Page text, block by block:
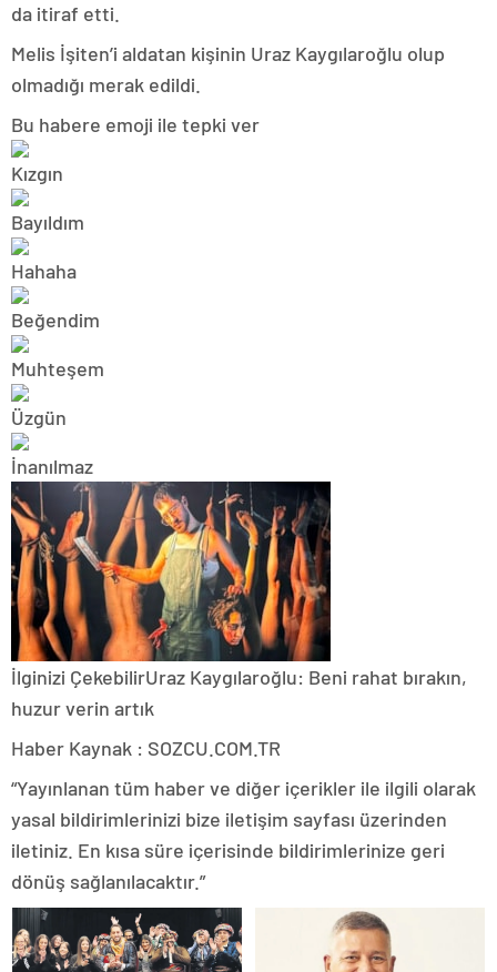
da itiraf etti.
Melis İşiten’i aldatan kişinin Uraz Kaygılaroğlu olup
olmadığı merak edildi.
Bu habere emoji ile tepki ver
İlginizi ÇekebilirUraz Kaygılaroğlu: Beni rahat bırakın,
huzur verin artık
Haber Kaynak : SOZCU.COM.TR
“Yayınlanan tüm haber ve diğer içerikler ile ilgili olarak
yasal bildirimlerinizi bize iletişim sayfası üzerinden
iletiniz. En kısa süre içerisinde bildirimlerinize geri
dönüş sağlanılacaktır.”